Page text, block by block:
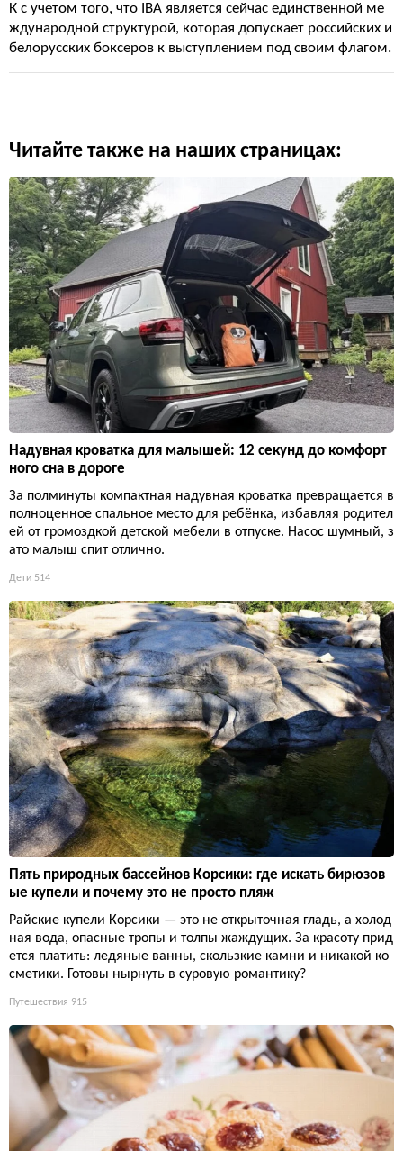
К с учетом того, что IBA является сейчас единственной ме
ждународной структурой, которая допускает российских и
белорусских боксеров к выступлением под своим флагом.
Читайте также на наших страницах:
Надувная кроватка для малышей: 12 секунд до комфорт
ного сна в дороге
За полминуты компактная надувная кроватка превращается в
полноценное спальное место для ребёнка, избавляя родител
ей от громоздкой детской мебели в отпуске. Насос шумный, з
ато малыш спит отлично.
Дети 514
Пять природных бассейнов Корсики: где искать бирюзов
ые купели и почему это не просто пляж
Райские купели Корсики — это не открыточная гладь, а холод
ная вода, опасные тропы и толпы жаждущих. За красоту прид
ется платить: ледяные ванны, скользкие камни и никакой ко
сметики. Готовы нырнуть в суровую романтику?
Путешествия 915